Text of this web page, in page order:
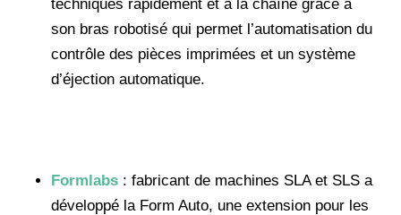
techniques rapidement et à la chaîne grâce à
son bras robotisé qui permet l’automatisation du
contrôle des pièces imprimées et un système
d’éjection automatique.
Formlabs : fabricant de machines SLA et SLS a
développé la Form Auto, une extension pour les